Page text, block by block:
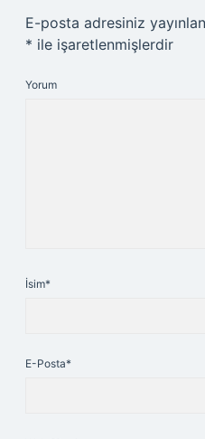
E-posta adresiniz
* ile işaretlenmişlerdir
Yorum
İsim*
E-Posta*